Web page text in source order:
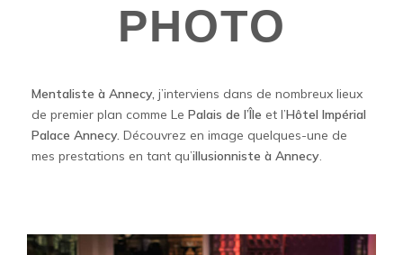
PHOTO
Mentaliste à Annecy, j’interviens dans de nombreux lieux
de premier plan comme Le Palais de l’Île et l’Hôtel Impérial
Palace Annecy. Découvrez en image quelques-une de
mes prestations en tant qu’illusionniste à Annecy.